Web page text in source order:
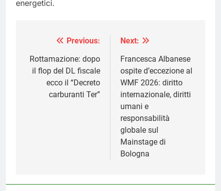
energetici.
Navigazione
articoli
Previous:
Rottamazione: dopo
il flop del DL fiscale
ecco il “Decreto
carburanti Ter”
Next:
Francesca Albanese
ospite d’eccezione al
WMF 2026: diritto
internazionale, diritti
umani e
responsabilità
globale sul
Mainstage di
Bologna